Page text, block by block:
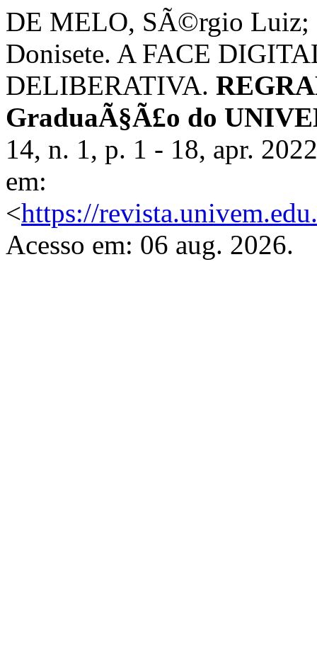
DE MELO, SÃ©rgio
Donisete. A FACE
DELIBERATIVA.
GraduaÃ§Ã£o do
14, n. 1, p. 1 - 18, apr.
em:
<https://
Acesso em: 06 aug. 2026.